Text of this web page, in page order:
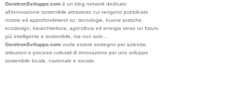
GenitronSviluppo.com è un blog network dedicato
all’innovazione sostenibile attraverso cui vengono pubblicate
notizie ed approfondimenti su: tecnologie, buone pratiche,
ecodesign, bioarchitettura, agricoltura ed energia verso un futuro
più intelligente e sostenibile, ma non solo...
GenitronSviluppo.com vuole essere sostegno per aziende,
istituzioni e processi culturali di innovazione per uno sviluppo
sostenibile locale, nazionale e sociale.